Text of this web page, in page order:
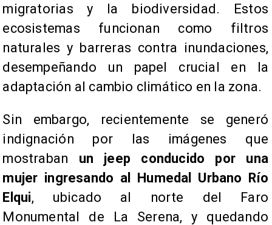
migratorias y la biodiversidad. Estos
ecosistemas funcionan como filtros
naturales y barreras contra inundaciones,
desempeñando un papel crucial en la
adaptación al cambio climático en la zona.
Sin embargo, recientemente se generó
indignación por las imágenes que
mostraban un jeep conducido por una
mujer ingresando al Humedal Urbano Río
Elqui, ubicado al norte del Faro
Monumental de La Serena, y quedando